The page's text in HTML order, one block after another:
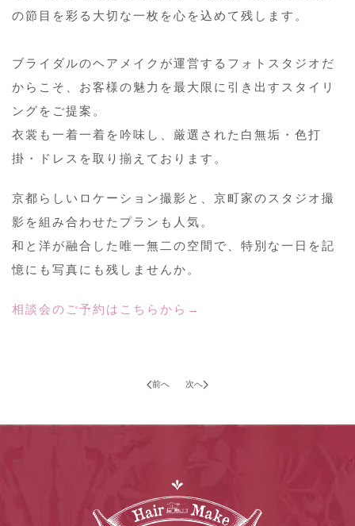
の節目を彩る大切な一枚を心を込めて残します。
ブライダルのヘアメイクが運営するフォトスタジオだ
からこそ、お客様の魅力を最大限に引き出すスタイリ
ングをご提案。
衣裳も一着一着を吟味し、厳選された白無垢・色打
掛・ドレスを取り揃えております。
京都らしいロケーション撮影と、京町家のスタジオ撮
影を組み合わせたプランも人気。
和と洋が融合した唯一無二の空間で、特別な一日を記
憶にも写真にも残しませんか。
相談会のご予約はこちらから→
前へ 次へ